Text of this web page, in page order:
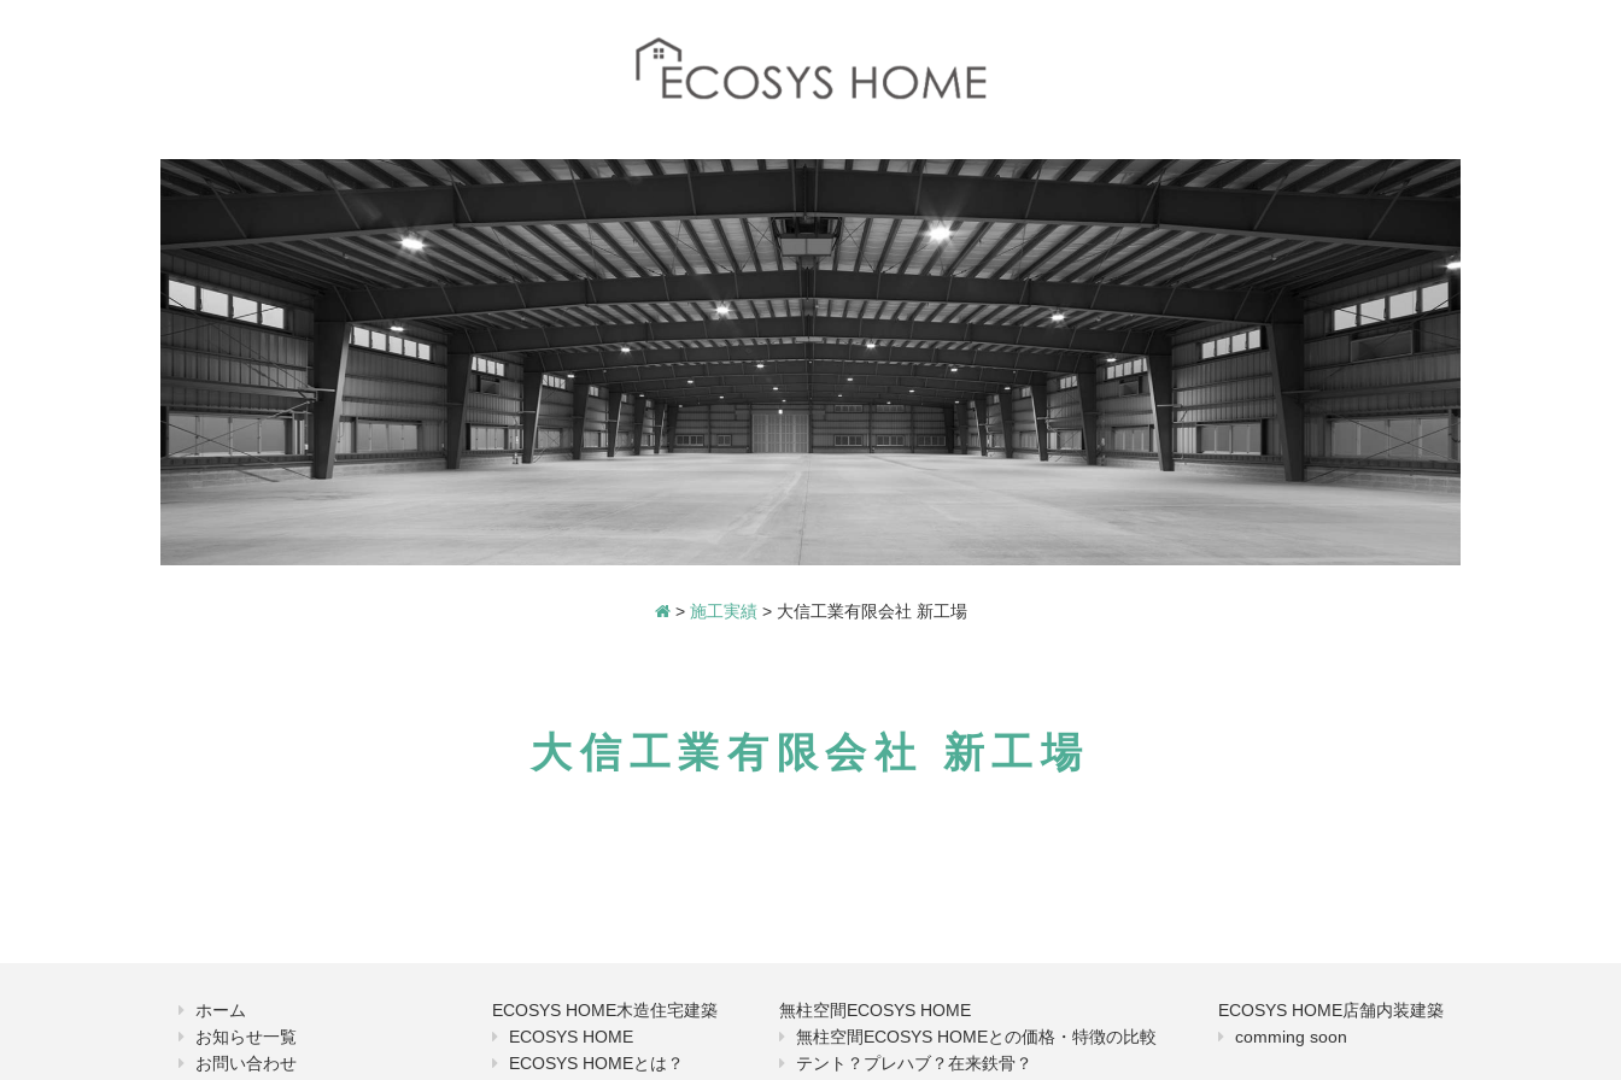
> 施工実績> 大信工業有限会社 新工場
大信工業有限会社 新工場
ホーム
お知らせ一覧
お問い合わせ
ECOSYS HOME木造住宅建築
ECOSYS HOME
ECOSYS HOMEとは？
無柱空間ECOSYS HOME
無柱空間ECOSYS HOMEとの価格・特徴の比較
テント？プレハブ？在来鉄骨？
ECOSYS HOME店舗内装建築
comming soon